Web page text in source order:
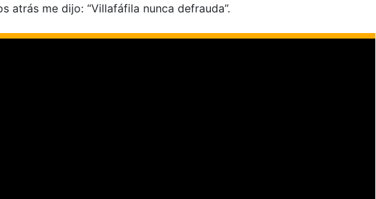
atrás me dijo: “Villafáfila nunca defrauda”.